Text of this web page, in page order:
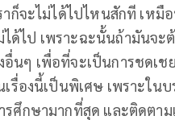
ก็จะไม่ได้ไปไหนสักที เหมื
ด้ไป เพราะฉะนั้นถ้ามันจะ
นๆ เพื่อที่จะเป็นการชดเ
รื่องนี้เป็นพิเศษ เพราะใน
ศึกษามากที่สุด และติดตา